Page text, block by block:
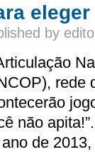
by
rede
não
de